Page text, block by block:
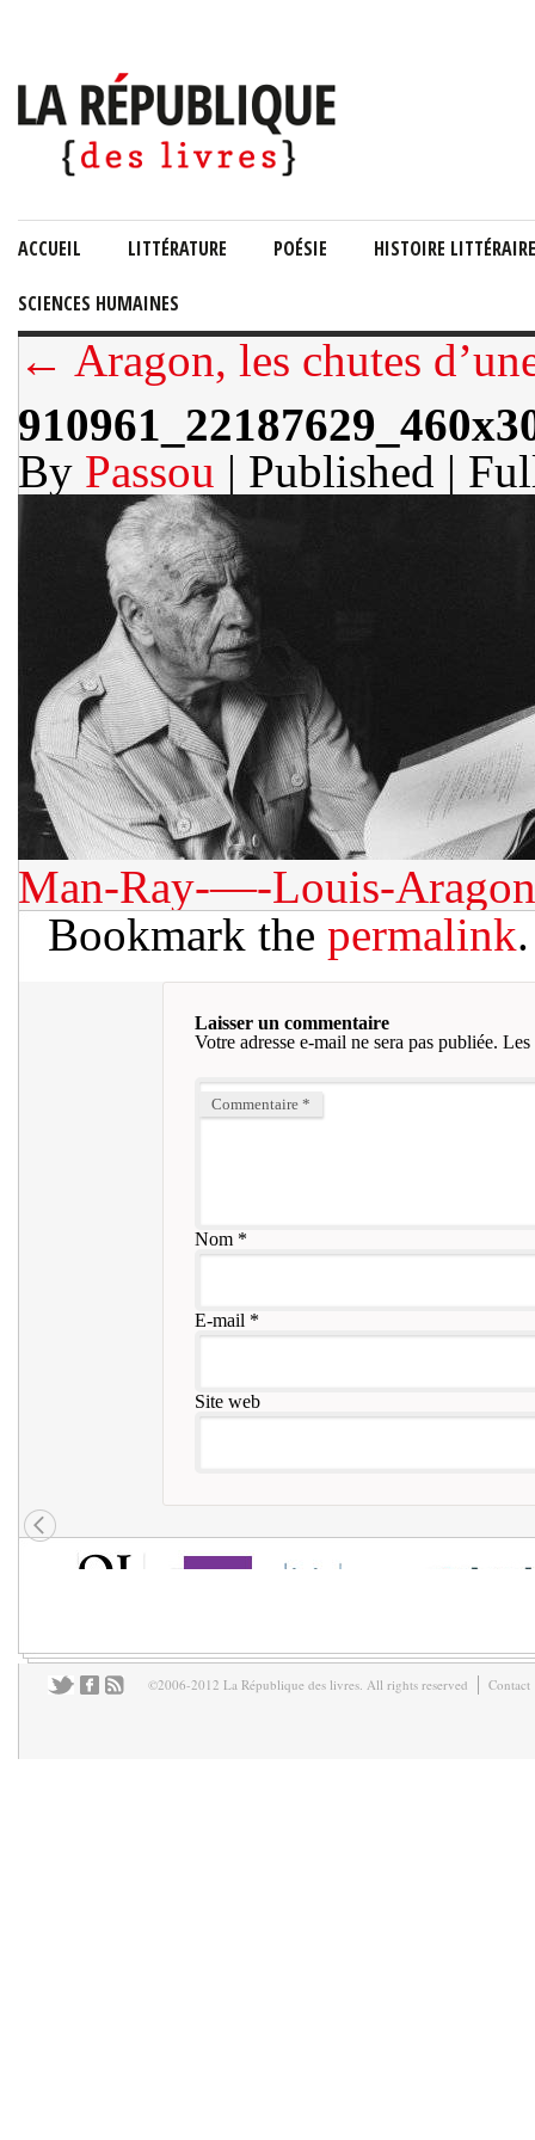
ACCUEIL LITTÉRATURE POÉSIE HISTOIRE LITTÉRAIRE
SCIENCES HUMAINES
← Aragon, les chutes
By Passou | Published |
Man-Ray-—-Louis-
Bookmark the permalink.
Laisser un commentaire
Votre adresse e-mail ne sera pas publiée. Les
Commentaire *
Nom*
E-mail *
Site web
©2006-2012 La République des livres. All rights reserved Contact